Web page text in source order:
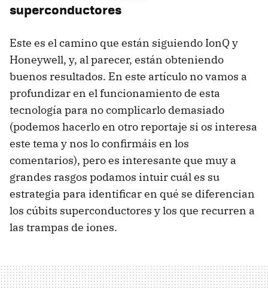
superconductores
Este es el camino que están siguiendo IonQ y
Honeywell, y, al parecer, están obteniendo
buenos resultados. En este artículo no vamos a
profundizar en el funcionamiento de esta
tecnología para no complicarlo demasiado
(podemos hacerlo en otro reportaje si os interesa
este tema y nos lo confirmáis en los
comentarios), pero es interesante que muy a
grandes rasgos podamos intuir cuál es su
estrategia para identificar en qué se diferencian
los cúbits superconductores y los que recurren a
las trampas de iones.